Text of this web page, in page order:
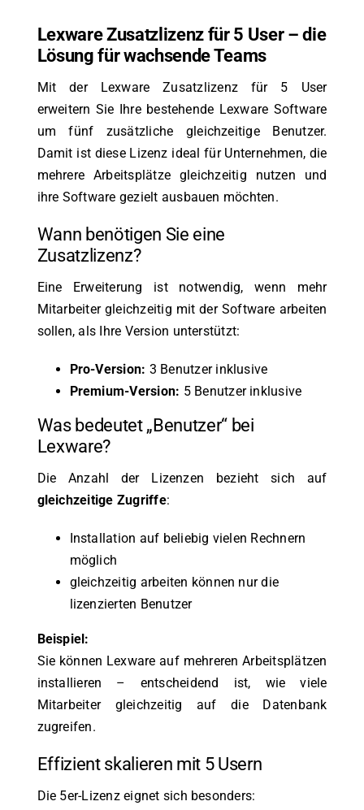
Lexware Zusatzlizenz für 5 User – die
Lösung für wachsende Teams
Mit der Lexware Zusatzlizenz für 5 User
erweitern Sie Ihre bestehende Lexware Software
um fünf zusätzliche gleichzeitige Benutzer.
Damit ist diese Lizenz ideal für Unternehmen, die
mehrere Arbeitsplätze gleichzeitig nutzen und
ihre Software gezielt ausbauen möchten.
Wann benötigen Sie eine
Zusatzlizenz?
Eine Erweiterung ist notwendig, wenn mehr
Mitarbeiter gleichzeitig mit der Software arbeiten
sollen, als Ihre Version unterstützt:
Pro-Version: 3 Benutzer inklusive
Premium-Version: 5 Benutzer inklusive
Was bedeutet „Benutzer“ bei
Lexware?
Die Anzahl der Lizenzen bezieht sich auf
gleichzeitige Zugriffe:
Installation auf beliebig vielen Rechnern
möglich
gleichzeitig arbeiten können nur die
lizenzierten Benutzer
Beispiel:
Sie können Lexware auf mehreren Arbeitsplätzen
installieren – entscheidend ist, wie viele
Mitarbeiter gleichzeitig auf die Datenbank
zugreifen.
Effizient skalieren mit 5 Usern
Die 5er-Lizenz eignet sich besonders: